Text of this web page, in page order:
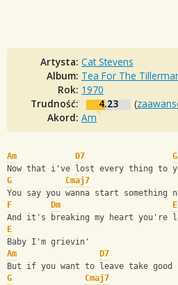
Artysta: Cat Stevens
Album: Tea For The
Rok: 1970
Trudność:
4.23 (
Akord: Am
Am D7
G
Now that i've lost every thing to
G
Cmaj7
You say you wanna start something
F
Dm
E
And it's breaking my heart you're
E
Baby I'm grievin'
Am
D7
But if you want to leave take good
G
Cmaj7